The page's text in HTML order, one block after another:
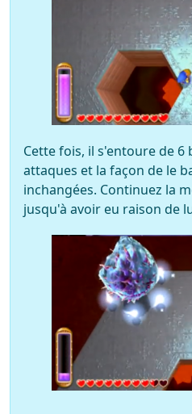
Cette fois, il s'entoure de 6
attaques et la façon de le
inchangées. Continuez la
jusqu'à avoir eu raison de